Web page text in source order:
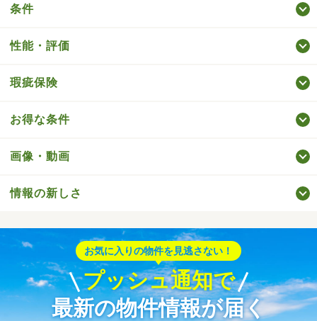
条件
性能・評価
瑕疵保険
お得な条件
画像・動画
情報の新しさ
お気に入りの物件を見逃さない！
プッシュ通知で
最新の物件情報が届く